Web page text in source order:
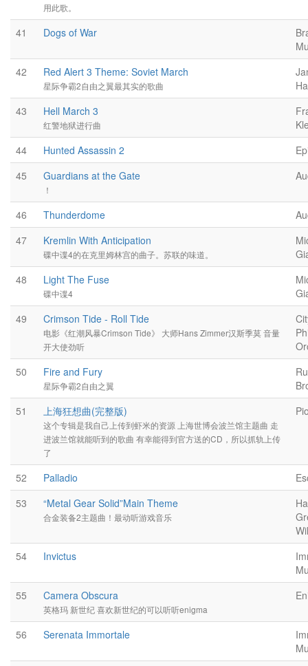
用此歌。
41 Dogs of War
42
Red Alert 3 Theme: Soviet March
星际争霸2自由之翼最其实的歌曲
43
Hell March 3
红警地狱进行曲
44
Hunted Assassin 2
45
Guardians at the Gate
！
46 Thunderdome
47
Kremlin With Anticipation
碟中谍4的在克里姆林宫的曲子。苏联的味道。
48
Light The Fuse
碟中谍4
49
Crimson Tide - Roll Tide
电影《红潮风暴Crimson Tide》 大师Hans Zimmer汉斯季莫 音量
开大使劲听
50
Fire and Fury
星际争霸2自由之翼
51
上海狂想曲(完整版)
这个专辑是我自己上传到虾米的资源 上海世博会波兰馆主题曲 走
进波兰馆就能听到的歌曲 有幸能得到官方送的CD，所以抓轨上传
了
52 Palladio
53
“Metal Gear Solid”Main Theme
合金装备2主题曲！最动听游戏音乐
54
Invictus
55
Camera Obscura
英格玛 新世纪 喜欢新世纪的可以听听enigma
56 Serenata Immortale